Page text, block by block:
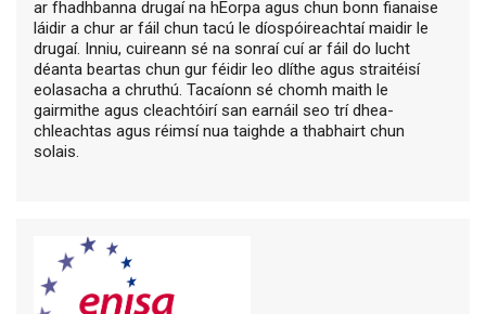
ar fhadhbanna drugaí na hEorpa agus chun bonn fianaise
láidir a chur ar fáil chun tacú le díospóireachtaí maidir le
drugaí. Inniu, cuireann sé na sonraí cuí ar fáil do lucht
déanta beartas chun gur féidir leo dlíthe agus straitéisí
eolasacha a chruthú. Tacaíonn sé chomh maith le
gairmithe agus cleachtóirí san earnáil seo trí dhea-
chleachtas agus réimsí nua taighde a thabhairt chun
solais.